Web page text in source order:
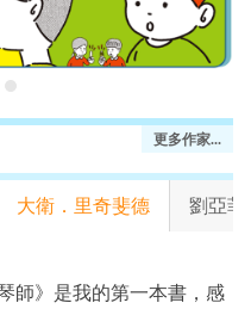
更多作家...
大衛．里奇斐德 劉亞菲
師》是我的第一本書，感